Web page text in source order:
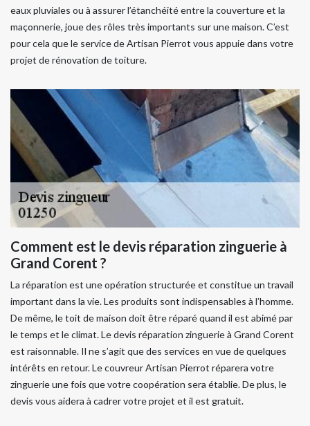
eaux pluviales ou à assurer l’étanchéité entre la couverture et la
maçonnerie, joue des rôles très importants sur une maison. C’est
pour cela que le service de Artisan Pierrot vous appuie dans votre
projet de rénovation de toiture.
Comment est le devis réparation zinguerie à
Grand Corent ?
La réparation est une opération structurée et constitue un travail
important dans la vie. Les produits sont indispensables à l’homme.
De même, le toit de maison doit être réparé quand il est abimé par
le temps et le climat. Le devis réparation zinguerie à Grand Corent
est raisonnable. Il ne s’agit que des services en vue de quelques
intérêts en retour. Le couvreur Artisan Pierrot réparera votre
zinguerie une fois que votre coopération sera établie. De plus, le
devis vous aidera à cadrer votre projet et il est gratuit.